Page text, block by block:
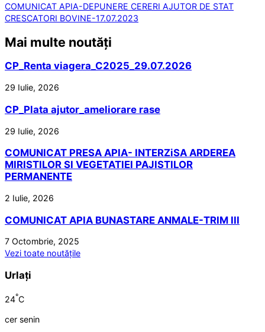
COMUNICAT APIA-DEPUNERE CERERI AJUTOR DE STAT
CRESCATORI BOVINE-17.07.2023
Mai multe noutăți
CP_Renta viagera_C2025_29.07.2026
29 Iulie, 2026
CP_Plata ajutor_ameliorare rase
29 Iulie, 2026
COMUNICAT PRESA APIA- INTERZiSA ARDEREA
MIRISTILOR SI VEGETATIEI PAJISTILOR
PERMANENTE
2 Iulie, 2026
COMUNICAT APIA BUNASTARE ANMALE-TRIM III
7 Octombrie, 2025
Vezi toate noutățile
Urlați
24°C
cer senin